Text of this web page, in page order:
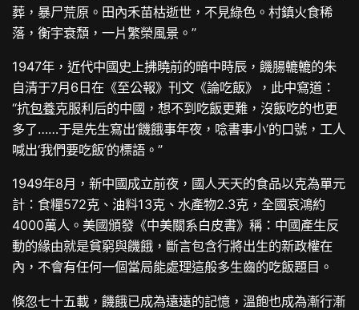
葬，暴尸荒原。田內禾苗枯逝世，不見綠色。村鎮火食稀
落，衡宇衰頹，一片繁榮風景。”
1947年，近代中國史上拂曉前的暗中時辰，饑腸轆轆的朱
自清于7月6日在《至公報》刊文《論吃飯》，此中寫道：
“抗包養克服利后的中國，想不到吃飯更難，沒飯吃的也更
多了……于是先生寫出‘饑餓事年夜，唸書事小’的口號，工人
喊出‘我們要吃飯’的標語。”
1949年8月，新中國成立前夜，國人天天的食品以克為單元
計：食糧572克、油料13克、水產物2.3克，全國哀鴻約
4000萬人。美國頒發《中美關系白皮書》稱：中國產生反
動的緣由就是貧窮與饑餓，斷言包含行將出生的新政權在
內，不會有任何一個當局能處理這般多生齒的吃飯題目。
倏忽七十五載，饑餓已成為遠遠的記憶，溫飽也成為漸行漸